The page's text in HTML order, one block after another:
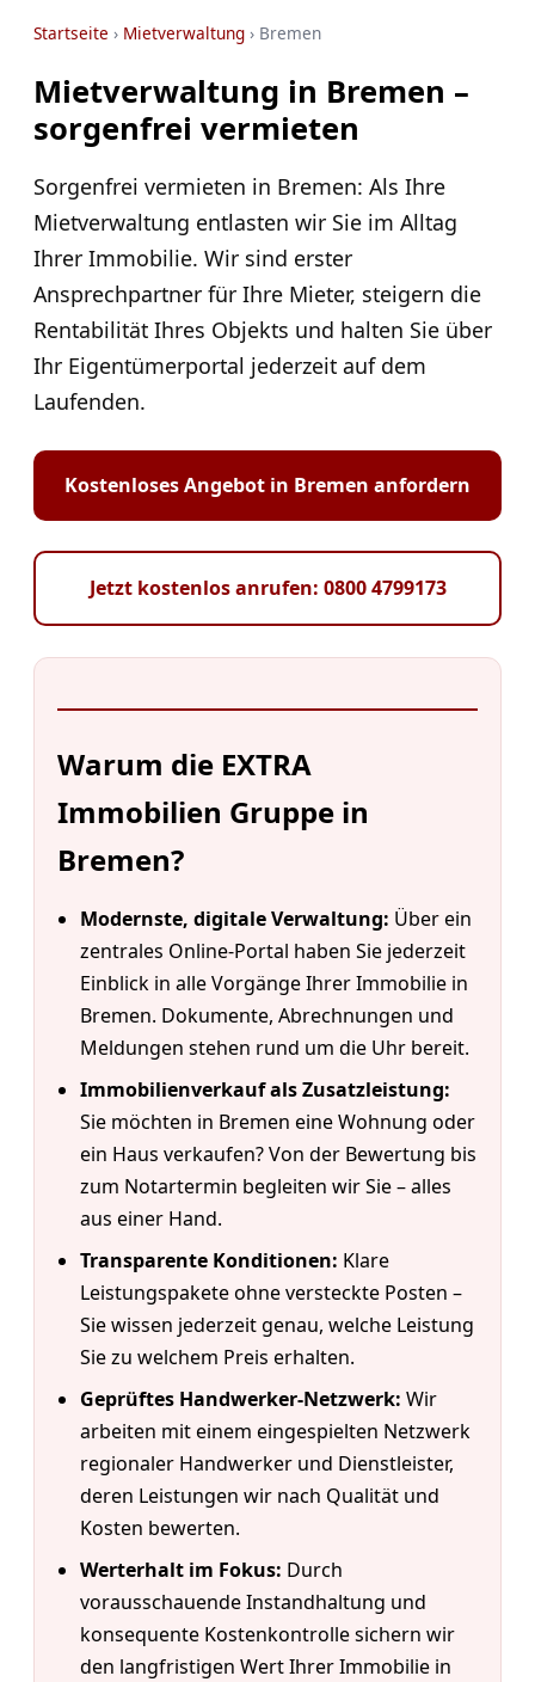
Startseite › Mietverwaltung › Bremen
Mietverwaltung in Bremen –
sorgenfrei vermieten
Sorgenfrei vermieten in Bremen: Als Ihre
Mietverwaltung entlasten wir Sie im Alltag
Ihrer Immobilie. Wir sind erster
Ansprechpartner für Ihre Mieter, steigern die
Rentabilität Ihres Objekts und halten Sie über
Ihr Eigentümerportal jederzeit auf dem
Laufenden.
Kostenloses Angebot in Bremen anfordern
Jetzt kostenlos anrufen: 0800 4799173
Warum die EXTRA
Immobilien Gruppe in
Bremen?
Modernste, digitale Verwaltung: Über ein
zentrales Online-Portal haben Sie jederzeit
Einblick in alle Vorgänge Ihrer Immobilie in
Bremen. Dokumente, Abrechnungen und
Meldungen stehen rund um die Uhr bereit.
Immobilienverkauf als Zusatzleistung:
Sie möchten in Bremen eine Wohnung oder
ein Haus verkaufen? Von der Bewertung bis
zum Notartermin begleiten wir Sie – alles
aus einer Hand.
Transparente Konditionen: Klare
Leistungspakete ohne versteckte Posten –
Sie wissen jederzeit genau, welche Leistung
Sie zu welchem Preis erhalten.
Geprüftes Handwerker-Netzwerk: Wir
arbeiten mit einem eingespielten Netzwerk
regionaler Handwerker und Dienstleister,
deren Leistungen wir nach Qualität und
Kosten bewerten.
Werterhalt im Fokus: Durch
vorausschauende Instandhaltung und
konsequente Kostenkontrolle sichern wir
den langfristigen Wert Ihrer Immobilie in